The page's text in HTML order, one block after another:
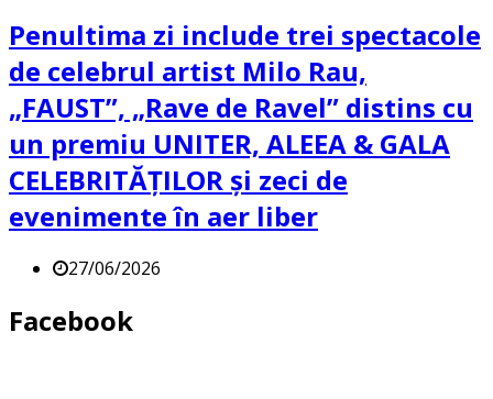
Penultima zi include trei spectacole
de celebrul artist Milo Rau,
„FAUST”, „Rave de Ravel” distins cu
un premiu UNITER, ALEEA & GALA
CELEBRITĂȚILOR și zeci de
evenimente în aer liber
27/06/2026
Facebook